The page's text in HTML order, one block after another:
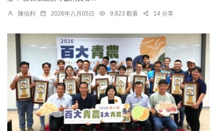
陳信利 2026年八月05日 9,823 觀看 14 分享